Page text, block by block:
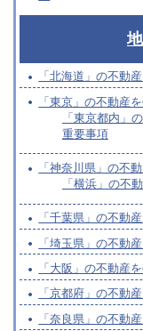
「北海道」の不動
「東京」の不動産
「東京都内」
重要事項
「神奈川県」の不
「横浜」の不
「千葉県」の不動
「埼玉県」の不動
「大阪」の不動産
「京都府」の不動
「奈良県」の不動